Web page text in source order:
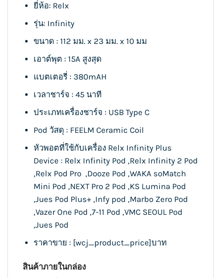
ยี่ห้อ: Relx
รุ่น: Infinity
ขนาด : 112 มม. x 23 มม. x 10 มม
เอาต์พุต : 15A สูงสุด
แบตเตอรี่ : 380mAH
เวลาชาร์จ : 45 นาที
ประเภทเครื่องชาร์จ : USB Type C
Pod วัสดุ : FEELM Ceramic Coil
หัวพอตที่ใช้กับเครื่อง Relx Infinity Plus
Device : Relx Infinity Pod ,Relx Infinity 2 Pod
,Relx Pod Pro,Dooze Pod ,WAKA soMatch
Mini Pod ,NEXT Pro 2 Pod ,KS Lumina Pod
,Jues Pod Plus+,Infy pod ,Marbo Zero Pod
,Vazer One Pod ,7-11 Pod ,VMC SEOUL Pod
,Jues Pod
ราคาขาย : [wcj_product_price]บาท
สินค้าภายในกล่อง